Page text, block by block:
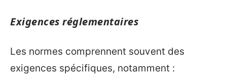
Exigences réglementaires
Les normes comprennent souvent des
exigences spécifiques, notamment :